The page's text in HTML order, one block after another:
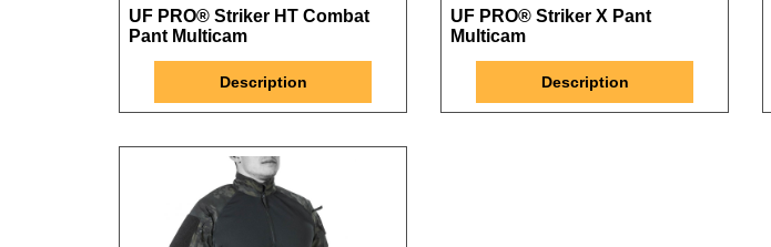
UF PRO® Striker HT Combat
Pant Multicam
Description
UF PRO® Striker X Pant
Multicam
Description